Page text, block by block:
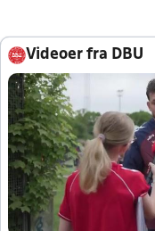
Videoer fra DBU